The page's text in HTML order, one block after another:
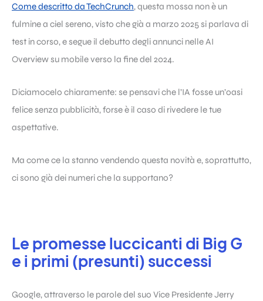
Come descritto da TechCrunch, questa mossa non è un
fulmine a ciel sereno, visto che già a marzo 2025 si parlava di
test in corso, e segue il debutto degli annunci nelle AI
Overview su mobile verso la fine del 2024.
Diciamocelo chiaramente: se pensavi che l’IA fosse un’oasi
felice senza pubblicità, forse è il caso di rivedere le tue
aspettative.
Ma come ce la stanno vendendo questa novità e, soprattutto,
ci sono già dei numeri che la supportano?
Le promesse luccicanti di Big G
e i primi (presunti) successi
Google, attraverso le parole del suo Vice Presidente Jerry